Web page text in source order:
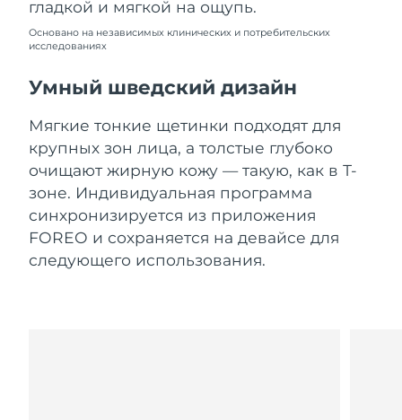
гладкой и мягкой на ощупь.
Основано на независимых клинических и потребительских
исследованиях
Умный шведский дизайн
Мягкие тонкие щетинки подходят для
крупных зон лица, а толстые глубоко
очищают жирную кожу — такую, как в Т-
зоне. Индивидуальная программа
синхронизируется из приложения
FOREO и сохраняется на девайсе для
следующего использования.
Словакия
Ожидаемая дата доставки
Южно-Африканская
Ожидаемая дата доставки
Республика Корея
Ожидаемая дата доставки
Испания
Ожидаемая дата доставки